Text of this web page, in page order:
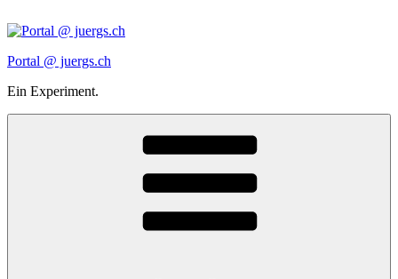
Inhalt
Portal @ juergs.ch
Ein Experiment.